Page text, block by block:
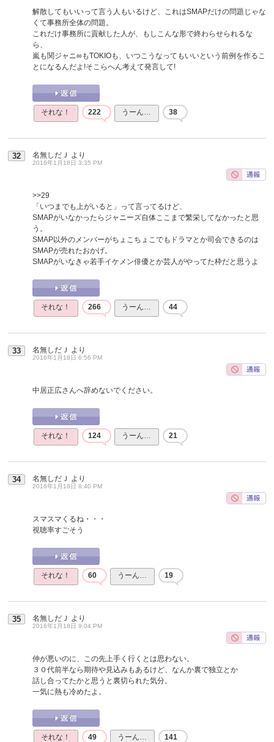
解散してもいいって言う人もいるけど、これはSMAPだけの問題じゃな
くて事務所全体の問題。
これだけ事務所に貢献した人が、もしこんな形で終わらせられるな
ら、
嵐も関ジャニ∞もTOKIOも、いつこうなってもいいという前例を作るこ
とになるんだよ!そこらへん考えて発言して!
それな！ 222 うーん… 38
32 名無しだＪ より
2016年1月18日 3:35 PM
>>29
「いつまでも上がいると」って言ってるけど、
SMAPがいなかったらジャニーズ自体ここまで繁栄してなかったと思
う。
SMAP以外のメンバーがちょこちょこでもドラマとか司会できるのは
SMAPが売れたおかげ。
SMAPがいなきゃ若手イケメン俳優とか芸人がやってた枠だと思うよ
それな！ 266 うーん… 44
33 名無しだＪ より
2016年1月18日 6:56 PM
中居正広さんへ辞めないでください。
それな！ 124 うーん… 21
34 名無しだＪ より
2016年1月18日 8:40 PM
スマスマくるね・・・
視聴率すごそう
それな！ 60 うーん… 19
35 名無しだＪ より
2016年1月18日 9:04 PM
仲が悪いのに、この先上手く行くとは思わない。
３０代前半なら期待や見込みもあるけど、なんか裏で独立とか
話し合ってたかと思うと裏切られた気分。
一気に熱も冷めたよ。
それな！ 49 うーん… 141